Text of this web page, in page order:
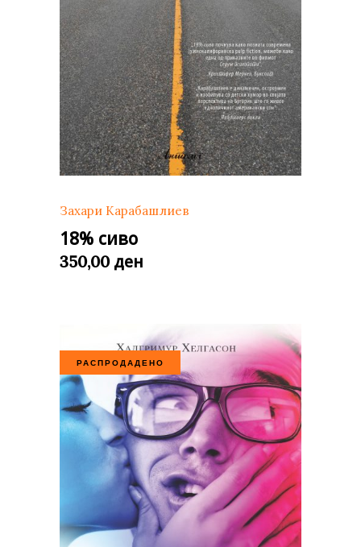
Захари Карабашлиев
18% сиво
350,00 ден
РАСПРОДАДЕНО